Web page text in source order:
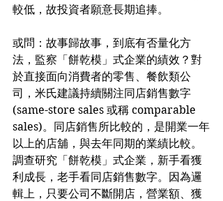
較低，故投資者願意長期追捧。
或問：故事歸故事，到底有否量化方
法，監察「餅乾模」式企業的績效？對
於直接面向消費者的零售、餐飲類公
司，米氏建議持續關注同店銷售數字
(same-store sales 或稱 comparable
sales)。同店銷售所比較的，是開業一年
以上的店舖，與去年同期的業績比較。
調查研究「餅乾模」式企業，新手看獲
利成長，老手看同店銷售數字。因為邏
輯上，只要公司不斷開店，營業額、獲